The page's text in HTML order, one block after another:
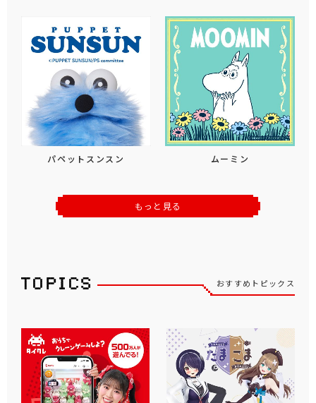
パペットスンスン ムーミン
もっと見る
おすすめトピックス